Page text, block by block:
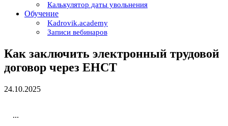
Калькулятор даты увольнения
Обучение
Kadrovik.academy
Записи вебинаров
Как заключить электронный трудовой
договор через ЕНСТ
24.10.2025
...